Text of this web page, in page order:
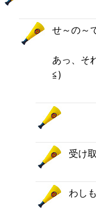
せ～の～
あっ、そ
≦)
受け
わし